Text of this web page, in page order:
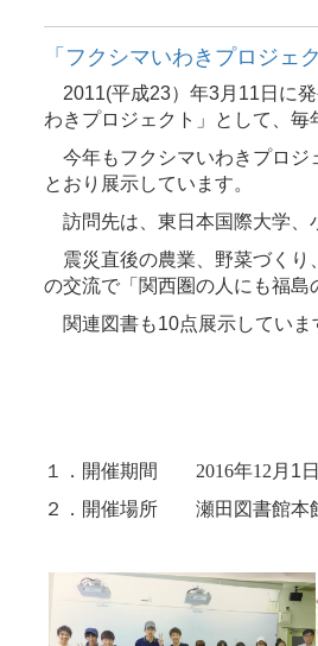
「フクシマいわきプロジェ
2011(平成23）年3月 11 日に
わきプロジェクト」として、毎
今年もフクシマいわきプロジ
とおり展示しています。
訪問先は、東日本国際大学、
震災直後の農業、野菜づくり
の交流で「関西圏の人にも福島
関連図書も10点展示してい
１．開催期間 2016年12 月 1
２．開催場所 瀬田図書館本